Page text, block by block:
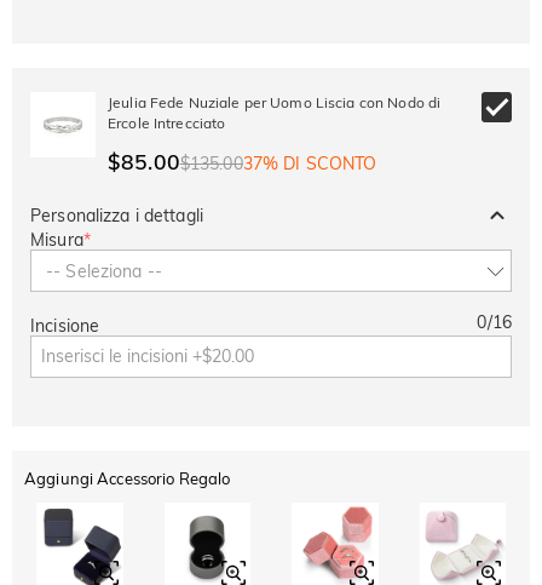
Jeulia Fede Nuziale per Uomo Liscia con Nodo di
Ercole Intrecciato
$85.00$135.0037% DI SCONTO
Personalizza i dettagli
Misura*
-- Seleziona --
Incisione 0/16
Aggiungi Accessorio Regalo